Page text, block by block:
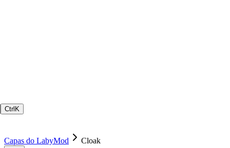
Ctrl K
Capas do LabyMod Cloak